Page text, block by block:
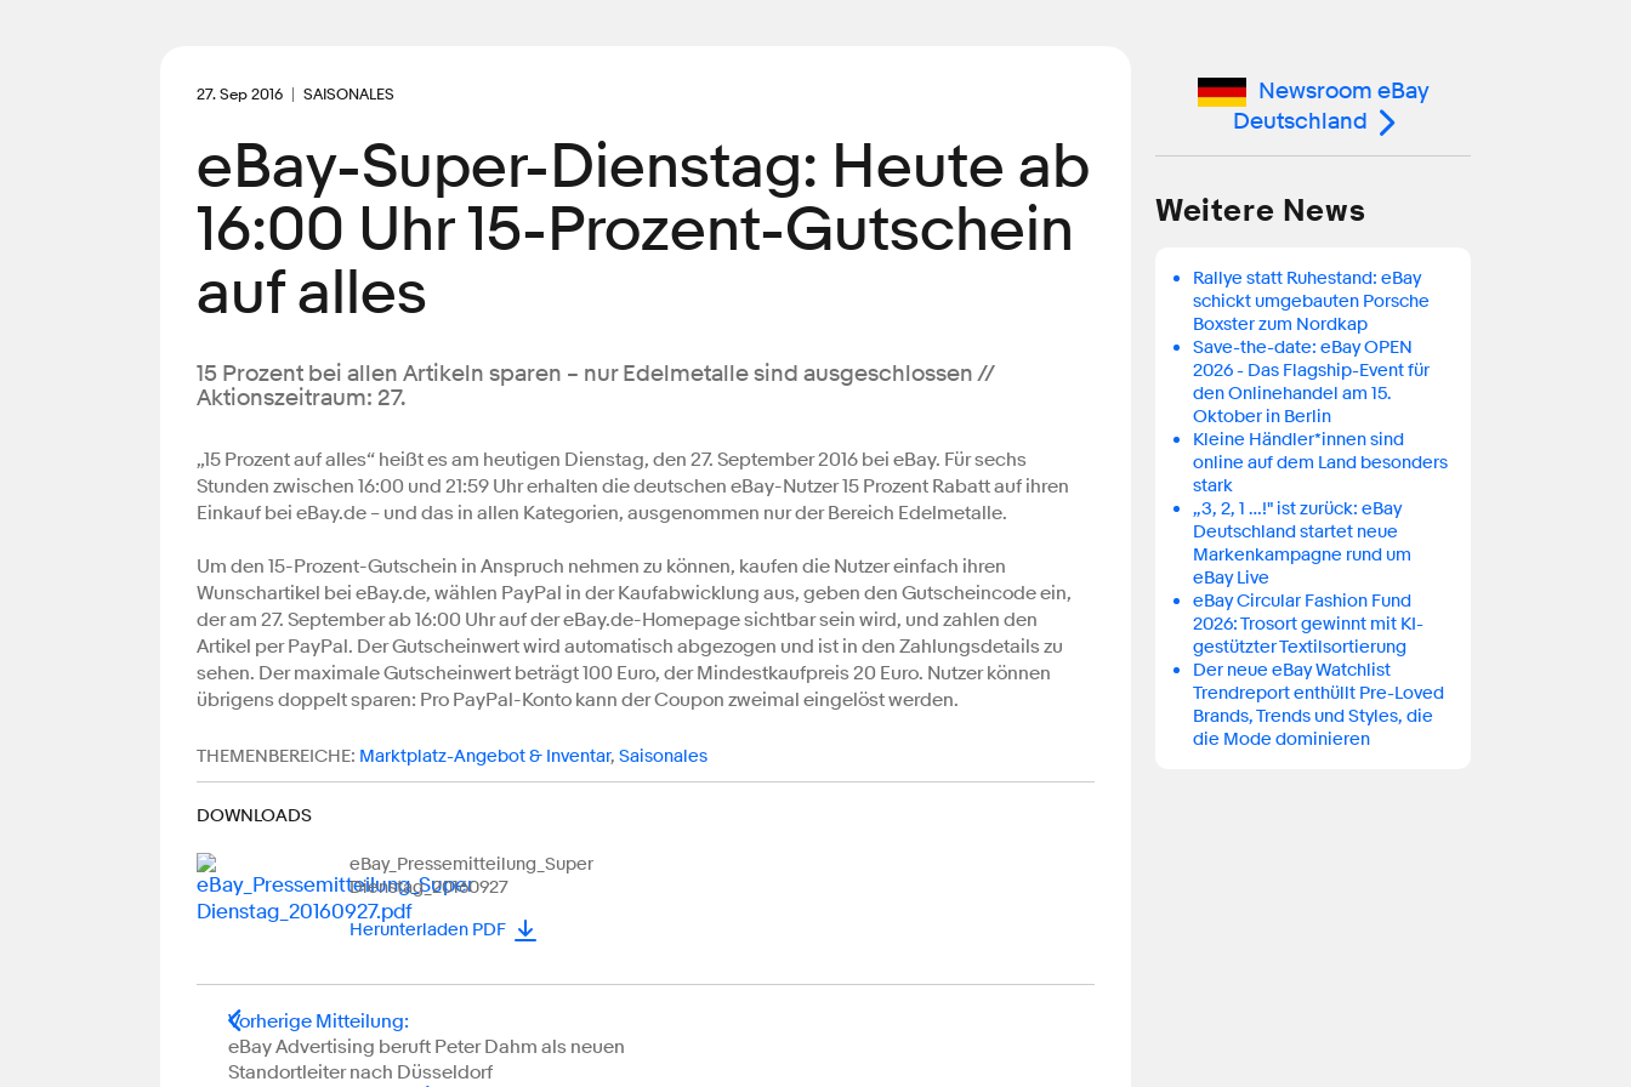
27. Sep 2016 SAISONALES
eBay-Super-Dienstag: Heute ab
16:00 Uhr 15-Prozent-Gutschein
auf alles
15 Prozent bei allen Artikeln sparen – nur Edelmetalle sind ausgeschlossen //
Aktionszeitraum: 27.
„15 Prozent auf alles“ heißt es am heutigen Dienstag, den 27. September 2016 bei eBay. Für sechs
Stunden zwischen 16:00 und 21:59 Uhr erhalten die deutschen eBay-Nutzer 15 Prozent Rabatt auf ihren
Einkauf bei eBay.de – und das in allen Kategorien, ausgenommen nur der Bereich Edelmetalle.
Um den 15-Prozent-Gutschein in Anspruch nehmen zu können, kaufen die Nutzer einfach ihren
Wunschartikel bei eBay.de, wählen PayPal in der Kaufabwicklung aus, geben den Gutscheincode ein,
der am 27. September ab 16:00 Uhr auf der eBay.de-Homepage sichtbar sein wird, und zahlen den
Artikel per PayPal. Der Gutscheinwert wird automatisch abgezogen und ist in den Zahlungsdetails zu
sehen. Der maximale Gutscheinwert beträgt 100 Euro, der Mindestkaufpreis 20 Euro. Nutzer können
übrigens doppelt sparen: Pro PayPal-Konto kann der Coupon zweimal eingelöst werden.
THEMENBEREICHE: Marktplatz-Angebot & Inventar, Saisonales
DOWNLOADS
eBay_Pressemitteilung_Super
Dienstag_20160927
Herunterladen PDF
Vorherige Mitteilung:
eBay Advertising beruft Peter Dahm als neuen
Standortleiter nach Düsseldorf
Newsroom eBay
Deutschland
Weitere News
Rallye statt Ruhestand: eBay
schickt umgebauten Porsche
Boxster zum Nordkap
Save-the-date: eBay OPEN
2026 - Das Flagship-Event für
den Onlinehandel am 15.
Oktober in Berlin
Kleine Händler*innen sind
online auf dem Land besonders
stark
„3, 2, 1 …!" ist zurück: eBay
Deutschland startet neue
Markenkampagne rund um
eBay Live
eBay Circular Fashion Fund
2026: Trosort gewinnt mit KI-
gestützter Textilsortierung
Der neue eBay Watchlist
Trendreport enthüllt Pre-Loved
Brands, Trends und Styles, die
die Mode dominieren